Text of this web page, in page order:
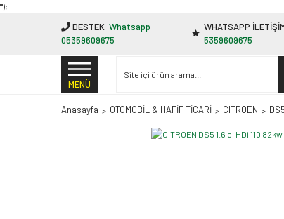
"');
DESTEK Whatsapp
05359609675
WHATSAPP
5359609675
MENÜ
Anasayfa OTOMOBİL & HAFİF TİCARİ CITROEN DS5